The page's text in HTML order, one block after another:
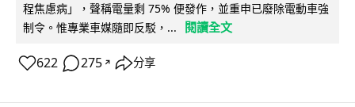
程焦慮病」，聲稱電量剩 75% 便發作，並重申已廢除電動車強
制令。惟專業車媒隨即反駁，...
閱讀全文
622 275 ↗ 分享